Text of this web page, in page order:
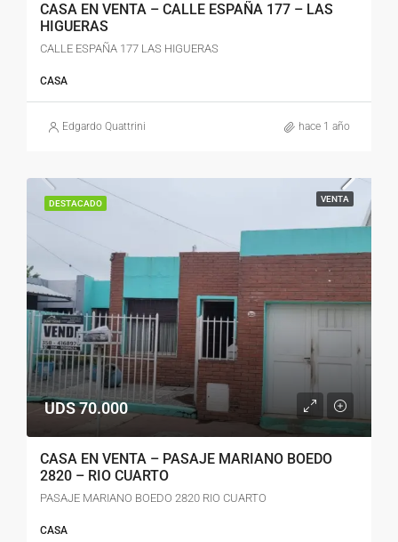
CASA EN VENTA – CALLE ESPAÑA 177 – LAS
HIGUERAS
CALLE ESPAÑA 177 LAS HIGUERAS
CASA
Edgardo Quattrini hace 1 año
DESTACADO VENTA
UDS 70.000
CASA EN VENTA – PASAJE MARIANO BOEDO
2820 – RIO CUARTO
PASAJE MARIANO BOEDO 2820 RIO CUARTO
CASA